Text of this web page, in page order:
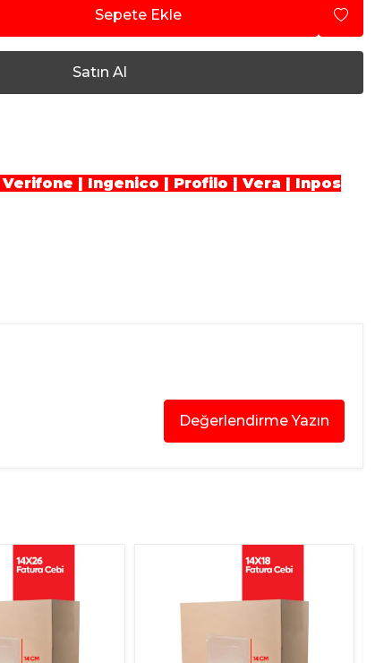
Sepete Ekle
Satın Al
Verifone | Ingenico | Profilo | Vera | Inpos
Değerlendirme Yazın